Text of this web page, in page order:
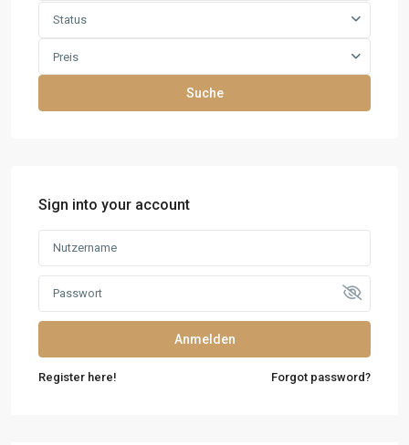
Status
Preis
Suche
Sign into your account
Anmelden
Register here! Forgot password?